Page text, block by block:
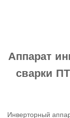
Аппарат
сварки
Инверторный